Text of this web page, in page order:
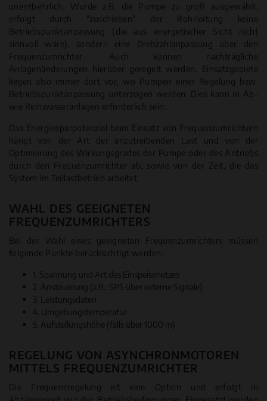
unentbehrlich. Wurde z.B. die Pumpe zu groß ausgewählt,
erfolgt durch "zuschieben" der Rohrleitung keine
Betriebspunktanpassung (die aus energetischer Sicht nicht
sinnvoll wäre), sondern eine Drehzahlanpassung über den
Frequenzumrichter. Auch können nachträgliche
Anlagenänderungen hierüber geregelt werden. Einsatzgebiete
liegen also immer dort vor, wo Pumpen einer Regelung bzw.
Betriebspunktanpassung unterzogen werden. Dies kann in Ab-
wie Reinwasseranlagen erforderlich sein.
Das Energiesparpotenzial beim Einsatz von Frequenzumrichtern
hängt von der Art der anzutreibenden Last und von der
Optimierung des Wirkungsgrades der Pumpe oder des Antriebs
durch den Frequenzumrichter ab, sowie von der Zeit, die das
System im Teillastbetrieb arbeitet.
WAHL DES GEEIGNETEN
FREQUENZUMRICHTERS
Bei der Wahl eines geeigneten Frequenzumrichters müssen
folgende Punkte berücksichtigt werden:
1. Spannung und Art des Einspeisenetzes
2. Ansteuerung (z.B.: SPS über externe Signale)
3. Leistungsdaten
4. Umgebungstemperatur
5. Aufstellungshöhe (falls über 1000 m)
REGELUNG VON ASYNCHRONMOTOREN
MITTELS FREQUENZUMRICHTER
Die Frequenzregelung ist eine Option und erfolgt in